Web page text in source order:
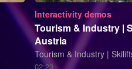
Interactivity demos
Tourism & Industry |
Austria
Tourism & Industry |
02:23